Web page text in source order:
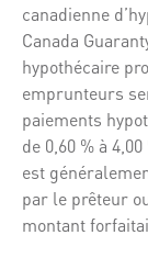
canadienne
Canada
hypothécaire
emprunteurs
paiements
de 0,60 % à
est
par le prêteur
montant